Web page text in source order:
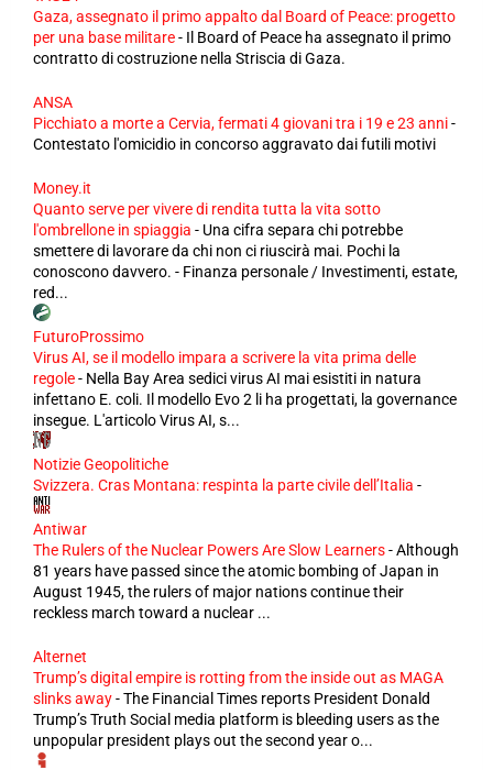
Gaza, assegnato il primo appalto dal Board of Peace: progetto
per una base militare- Il Board of Peace ha assegnato il primo
contratto di costruzione nella Striscia di Gaza.
ANSA
Picchiato a morte a Cervia, fermati 4 giovani tra i 19 e 23 anni-
Contestato l'omicidio in concorso aggravato dai futili motivi
Money.it
Quanto serve per vivere di rendita tutta la vita sotto
l'ombrellone in spiaggia - Una cifra separa chi potrebbe
smettere di lavorare da chi non ci riuscirà mai. Pochi la
conoscono davvero. - Finanza personale / Investimenti, estate,
red...
FuturoProssimo
Virus AI, se il modello impara a scrivere la vita prima delle
regole- Nella Bay Area sedici virus AI mai esistiti in natura
infettano E. coli. Il modello Evo 2 li ha progettati, la governance
insegue. L'articolo Virus AI, s...
Notizie Geopolitiche
Svizzera. Cras Montana: respinta la parte civile dell’Italia -
Antiwar
The Rulers of the Nuclear Powers Are Slow Learners-Although
81 years have passed since the atomic bombing of Japan in
August 1945, the rulers of major nations continue their
reckless march toward a nuclear ...
Alternet
Trump’s digital empire is rotting from the inside out as MAGA
slinks away-The Financial Times reports President Donald
Trump’s Truth Social media platform is bleeding users as the
unpopular president plays out the second year o...